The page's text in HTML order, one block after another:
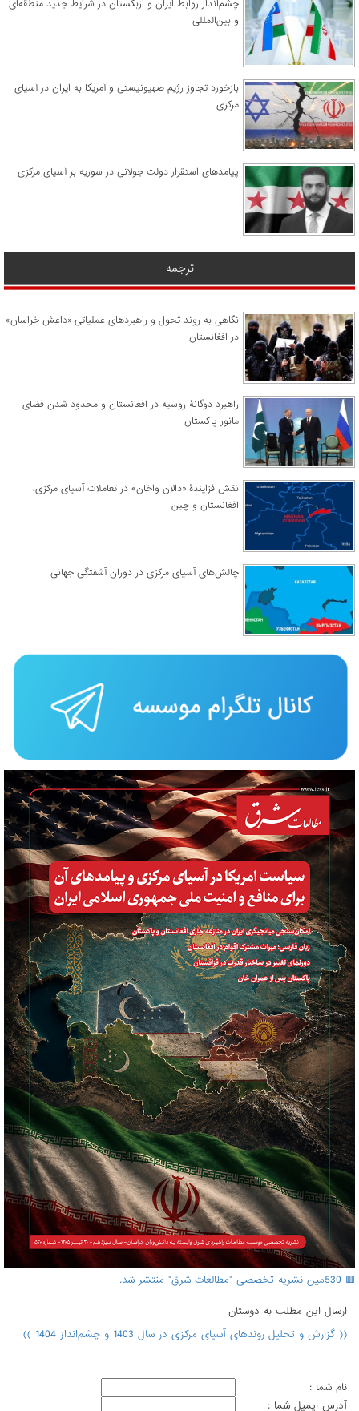
چشم‌انداز روابط ایران و ازبکستان در شرایط جدید منطقه‌ای
و بین‌المللی
​بازخورد تجاوز رژیم صهیونیستی و آمریکا به ایران در آسیای
مرکزی
پیامدهای استقرار دولت جولانی در سوریه بر آسیای مرکزی
ترجمه
نگاهی به روند تحول و راهبردهای عملیاتی «داعش خراسان»
در افغانستان
راهبرد دوگانۀ روسیه در افغانستان و محدود شدن فضای
مانور پاکستان
نقش فزایندۀ «دالان واخان» در تعاملات آسیای مرکزی،
افغانستان و چین
چالش‌های آسیای مرکزی در دوران آشفتگی جهانی
🟥 530مین نشریه تخصصی "مطالعات شرق" منتشر شد.
ارسال اين مطلب به دوستان
(( گزارش و تحلیل روندهای آسیای مرکزی در سال 1403 و چشم‌انداز 1404 ))
نام شما :
آدرس ايميل شما :